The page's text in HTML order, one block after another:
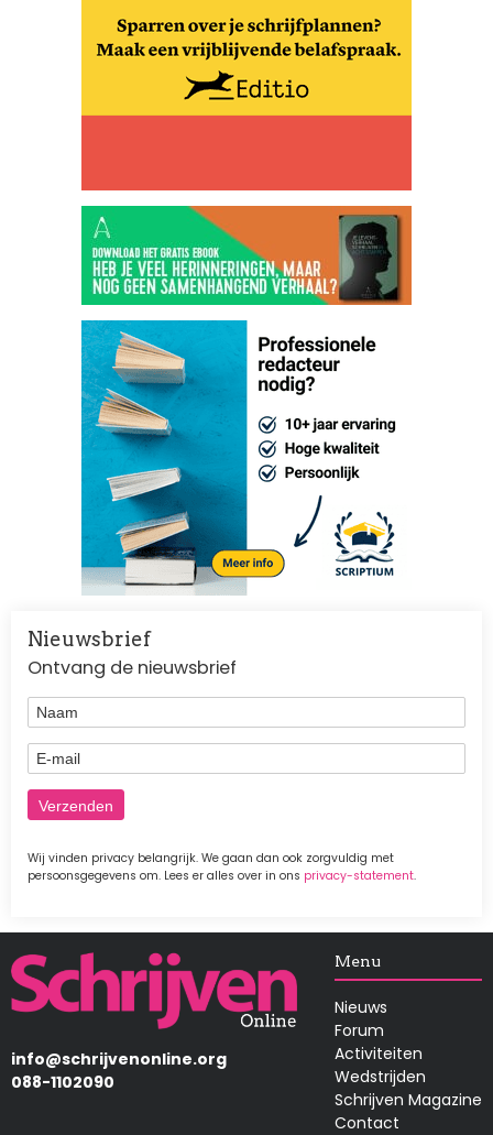
Nieuwsbrief
Ontvang de nieuwsbrief
Naam
E-mail
Wij vinden privacy belangrijk. We gaan dan ook zorgvuldig met
persoonsgegevens om. Lees er alles over in ons privacy-statement.
Afbeelding
info@schrijvenonline.org
088-1102090
Menu
Nieuws
Forum
Activiteiten
Wedstrijden
Schrijven Magazine
Contact